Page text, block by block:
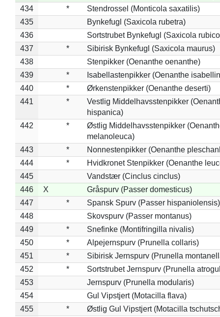
434
*
Stendrossel (Monticola saxatilis)
435
Bynkefugl (Saxicola rubetra)
436
Sortstrubet Bynkefugl (Saxicola
437
*
Sibirisk Bynkefugl (Saxicola maurus)
438
Stenpikker (Oenanthe oenanthe)
439
*
Isabellastenpikker (Oenanthe
440
*
Ørkenstenpikker (Oenanthe deserti)
441
*
Vestlig Middelhavsstenpikker
hispanica)
442
*
Østlig Middelhavsstenpikker
melanoleuca)
443
*
Nonnestenpikker (Oenanthe
444
*
Hvidkronet Stenpikker (Oenanthe
445
Vandstær (Cinclus cinclus)
446
X
Gråspurv (Passer domesticus)
447
*
Spansk Spurv (Passer hispaniolensis)
448
Skovspurv (Passer montanus)
449
*
Snefinke (Montifringilla nivalis)
450
*
Alpejernspurv (Prunella collaris)
451
*
Sibirisk Jernspurv (Prunella
452
*
Sortstrubet Jernspurv (Prunella
453
Jernspurv (Prunella modularis)
454
Gul Vipstjert (Motacilla flava)
455
*
Østlig Gul Vipstjert (Motacilla